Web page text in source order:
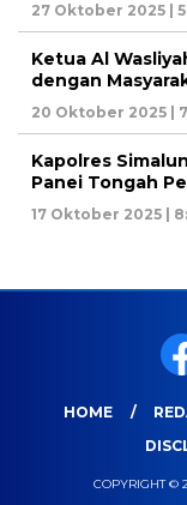
27 Oktober 2025 |
Ketua Al
dengan
20 Oktober 2025 |
Kapolres
Panei Tongah
17 Oktober 2025 |
HOME
COPYRIGHT ©